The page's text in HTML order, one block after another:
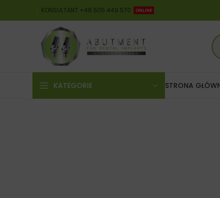
KONSULTANT +48 505 449 570 ONLINE
KATEGORIE STRONA